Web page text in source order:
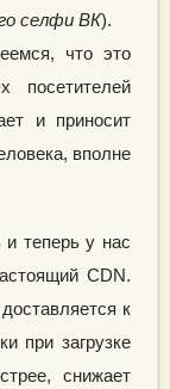
селфи ВК).
что это
посетителей
и приносит
вполне
теперь у нас
CDN.
к
при загрузке
снижает